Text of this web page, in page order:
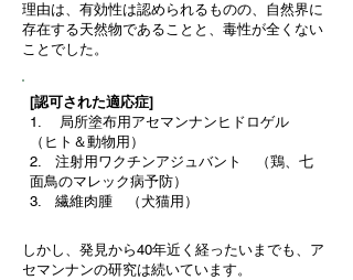
理由は、有効性は認められるものの、自然界に
存在する天然物であることと、毒性が全くない
ことでした。
[認可された適応症]
1. 局所塗布用アセマンナンヒドロゲル
（ヒト＆動物用）
2. 注射用ワクチンアジュバント （鶏、七
面鳥のマレック病予防）
3. 繊維肉腫 （犬猫用）
しかし、発見から40年近く経ったいまでも、ア
セマンナンの研究は続いています。